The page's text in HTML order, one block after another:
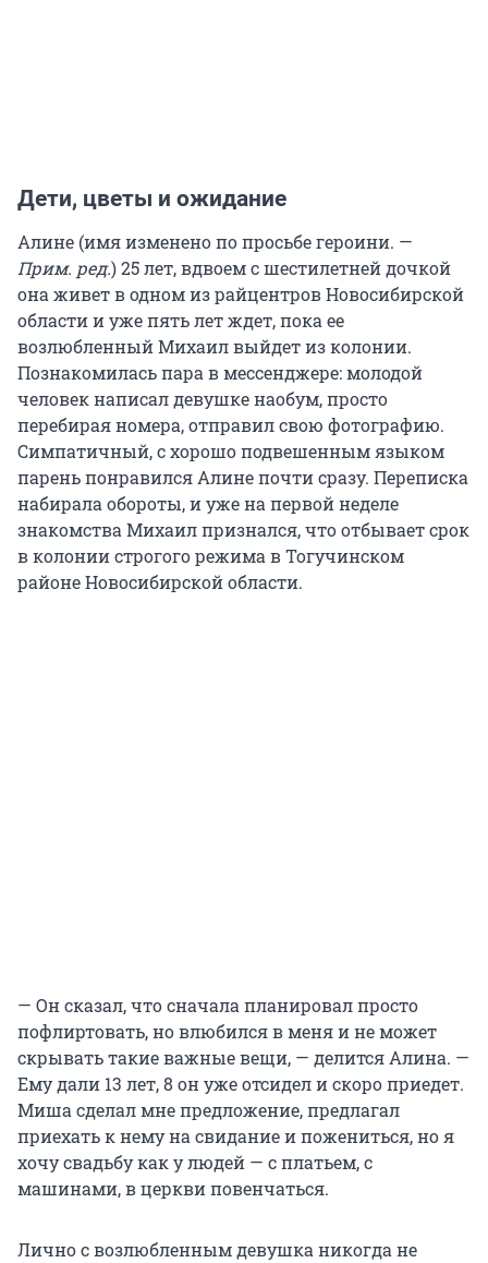
Дети, цветы и ожидание
Алине (имя изменено по просьбе героини. —
Прим. ред.) 25 лет, вдвоем с шестилетней дочкой
она живет в одном из райцентров Новосибирской
области и уже пять лет ждет, пока ее
возлюбленный Михаил выйдет из колонии.
Познакомилась пара в мессенджере: молодой
человек написал девушке наобум, просто
перебирая номера, отправил свою фотографию.
Симпатичный, с хорошо подвешенным языком
парень понравился Алине почти сразу. Переписка
набирала обороты, и уже на первой неделе
знакомства Михаил признался, что отбывает срок
в колонии строгого режима в Тогучинском
районе Новосибирской области.
— Он сказал, что сначала планировал просто
пофлиртовать, но влюбился в меня и не может
скрывать такие важные вещи, — делится Алина. —
Ему дали 13 лет, 8 он уже отсидел и скоро приедет.
Миша сделал мне предложение, предлагал
приехать к нему на свидание и пожениться, но я
хочу свадьбу как у людей — с платьем, с
машинами, в церкви повенчаться.
Лично с возлюбленным девушка никогда не